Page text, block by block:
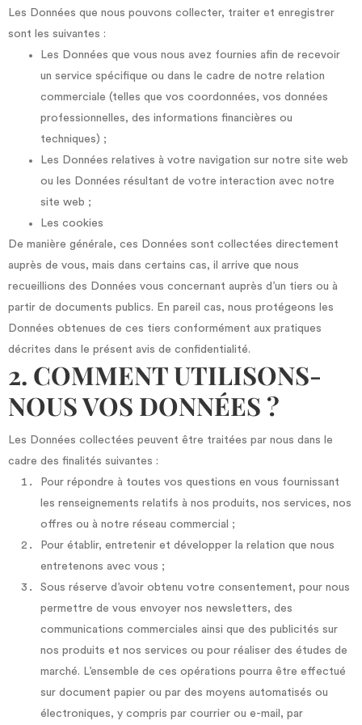
Les Données que nous pouvons collecter, traiter et enregistrer
sont les suivantes :
Les Données que vous nous avez fournies afin de recevoir
un service spécifique ou dans le cadre de notre relation
commerciale (telles que vos coordonnées, vos données
professionnelles, des informations financières ou
techniques) ;
Les Données relatives à votre navigation sur notre site web
ou les Données résultant de votre interaction avec notre
site web ;
Les cookies
De manière générale, ces Données sont collectées directement
auprès de vous, mais dans certains cas, il arrive que nous
recueillions des Données vous concernant auprès d’un tiers ou à
partir de documents publics. En pareil cas, nous protégeons les
Données obtenues de ces tiers conformément aux pratiques
décrites dans le présent avis de confidentialité.
2. COMMENT UTILISONS-
NOUS VOS DONNÉES ?
Les Données collectées peuvent être traitées par nous dans le
cadre des finalités suivantes :
Pour répondre à toutes vos questions en vous fournissant
les renseignements relatifs à nos produits, nos services, nos
offres ou à notre réseau commercial ;
Pour établir, entretenir et développer la relation que nous
entretenons avec vous ;
Sous réserve d’avoir obtenu votre consentement, pour nous
permettre de vous envoyer nos newsletters, des
communications commerciales ainsi que des publicités sur
nos produits et nos services ou pour réaliser des études de
marché. L’ensemble de ces opérations pourra être effectué
sur document papier ou par des moyens automatisés ou
électroniques, y compris par courrier ou e-mail, par